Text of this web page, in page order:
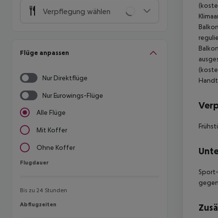
Verpflegung wählen
Flüge anpassen
Nur Direktflüge
Nur Eurowings-Flüge
Alle Flüge
Mit Koffer
Ohne Koffer
Flugdauer
Flugdauer
Bis zu 24 Stunden
Abflugzeiten
Abflugzeiten